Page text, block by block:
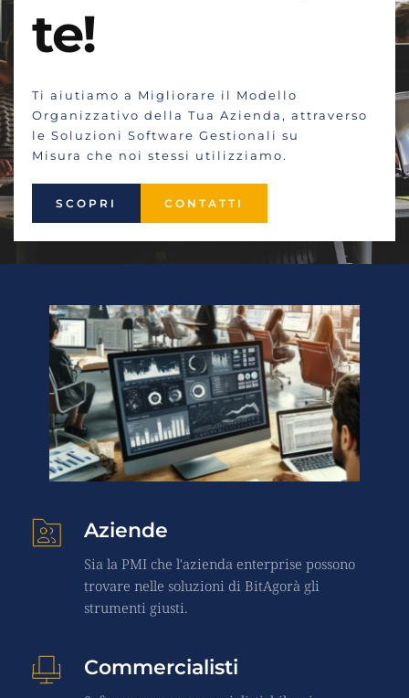
te!
Ti aiutiamo a Migliorare il Modello
Organizzativo della Tua Azienda, attraverso
le Soluzioni Software Gestionali su
Misura che noi stessi utilizziamo.
SCOPRI CONTATTI
Aziende
Sia la PMI che l'azienda enterprise possono
trovare nelle soluzioni di BitAgorà gli
strumenti giusti.
Commercialisti